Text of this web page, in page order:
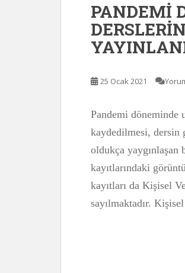
PANDEMİ
25 Ocak 2021
Pandemi döneminde
kaydedilmesi, dersin
oldukça yaygınlaşan
kayıtlarındaki
kayıtları da Kişisel
sayılmaktadır.